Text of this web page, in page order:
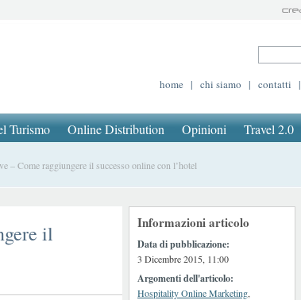
home | chi siamo | contatti |
Turismo Online Distribution Opinioni Travel 2.0
– Come raggiungere il successo online con l’hotel
Informazioni articolo
Data di pubblicazione:
3 Dicembre 2015, 11:00
Argomenti dell'articolo:
Hospitality Online Marketing,
il